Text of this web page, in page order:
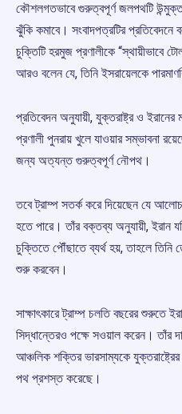
কৌশলগতভাবে গুরুত্বপূর্ণ জলপথটি
ঝুঁকি কমাবে। সংবাদপত্রটির প্রতিবেদনে
চুক্তিটি হরমুজ প্রণালীকে “স্থায়ীভাবে
আরও বলেন যে, তিনি ইসরায়েলকে
প্রতিবেদন অনুযায়ী, যুক্তরাষ্ট্র ও
প্রণালী পুনরায় খুলে যাওয়ার সম্ভাবনা
জন্য অত্যন্ত গুরুত্বপূর্ণ নৌপথ।
তবে ট্রাম্প সতর্ক করে দিয়েছেন যে
হতে পারে। তাঁর বক্তব্য অনুযায়ী, ইরান
চুক্তিতে পৌঁছাতে ব্যর্থ হয়, তাহলে তিনি
শুরু করবেন।
সাক্ষাৎকারে ট্রাম্প চলতি বছরের শুরুতে
সিদ্ধান্তেরও পক্ষে সওয়াল করেন। তাঁর
আঞ্চলিক শক্তির ভারসাম্যকে
পথ প্রশস্ত করেছে।